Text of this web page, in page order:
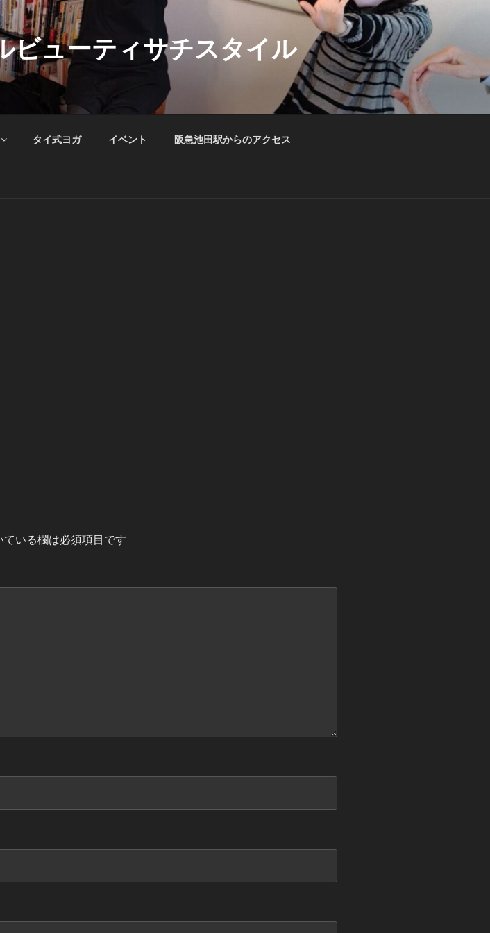
ューティサチスタイル
タイ式ヨガ イベント 阪急池田駅からのアクセス
ている欄は必須項目です